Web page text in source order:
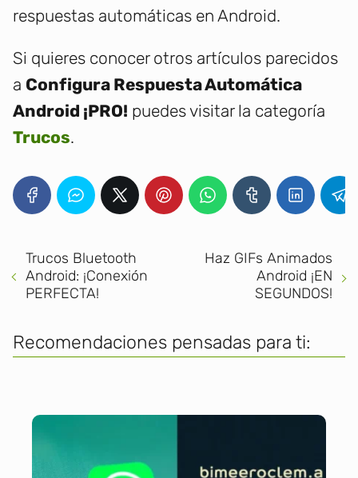
respuestas automáticas en Android.
Si quieres conocer otros artículos parecidos
a Configura Respuesta Automática
Android ¡PRO! puedes visitar la categoría
Trucos.
Trucos Bluetooth
Android: ¡Conexión
PERFECTA!
Haz GIFs Animados
Android ¡EN
SEGUNDOS!
Recomendaciones pensadas para ti: